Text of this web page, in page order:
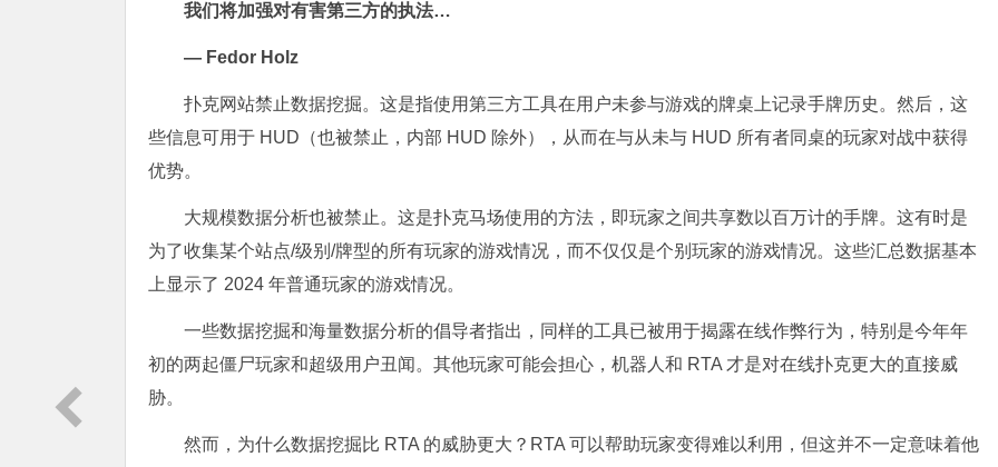
我们将加强对有害第三方的执法…
— Fedor Holz
扑克网站禁止数据挖掘。这是指使用第三方工具在用户未参与游戏的牌桌上记录手牌历史。然后，这
些信息可用于 HUD（也被禁止，内部 HUD 除外），从而在与从未与 HUD 所有者同桌的玩家对战中获得
优势。
大规模数据分析也被禁止。这是扑克马场使用的方法，即玩家之间共享数以百万计的手牌。这有时是
为了收集某个站点/级别/牌型的所有玩家的游戏情况，而不仅仅是个别玩家的游戏情况。这些汇总数据基本
上显示了 2024 年普通玩家的游戏情况。
一些数据挖掘和海量数据分析的倡导者指出，同样的工具已被用于揭露在线作弊行为，特别是今年年
初的两起僵尸玩家和超级用户丑闻。其他玩家可能会担心，机器人和 RTA 才是对在线扑克更大的直接威
胁。
然而，为什么数据挖掘比 RTA 的威胁更大？RTA 可以帮助玩家变得难以利用，但这并不一定意味着他